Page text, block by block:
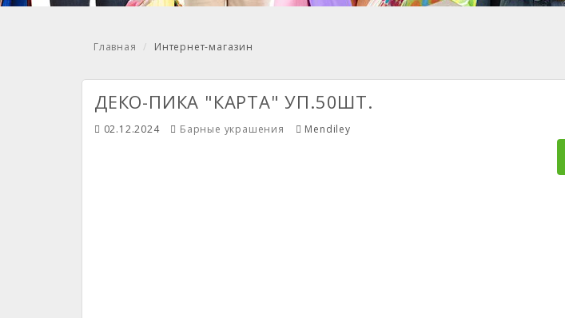
Главная Интернет-магазин
ДЕКО-ПИКА "КАРТА" УП.50ШТ.
02.12.2024 Барные украшения Mendiley